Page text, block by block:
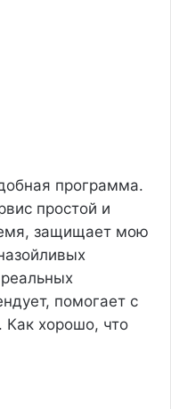
программа.
простой и
защищает мою
помогает с
хорошо, что